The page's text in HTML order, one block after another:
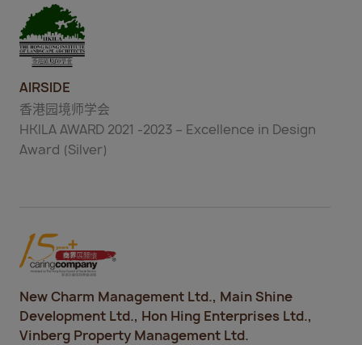
AIRSIDE
香港园境师学会
HKILA AWARD 2021 -2023 – Excellence in Design
Award (Silver)
New Charm Management Ltd., Main Shine
Development Ltd., Hon Hing Enterprises Ltd.,
Vinberg Property Management Ltd.